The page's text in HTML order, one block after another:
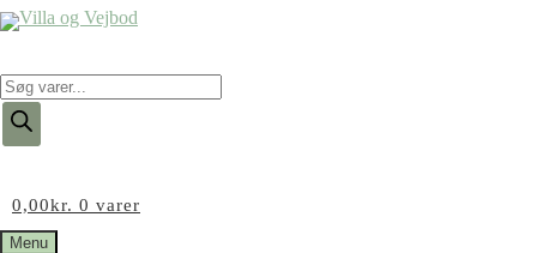
Products
search
0,00kr. 0 varer
Menu